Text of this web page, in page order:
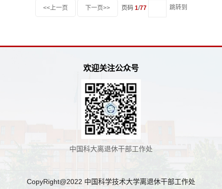
<<上一页 下一页>> 页码 1/77 跳转到
欢迎关注公众号
中国科大离退休干部工作处
CopyRight@2022 中国科学技术大学离退休干部工作处